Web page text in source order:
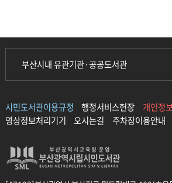
부산시내 유관기관·공공도서관
시민도서관이용규정 행정서비스헌장
개인정
영상정보처리기기
오시는길 주차장이용안내